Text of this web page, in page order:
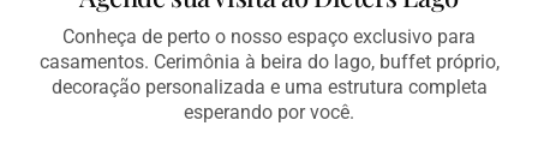
Conheça de perto o nosso espaço exclusivo para
casamentos. Cerimônia à beira do lago, buffet próprio,
decoração personalizada e uma estrutura completa
esperando por você.